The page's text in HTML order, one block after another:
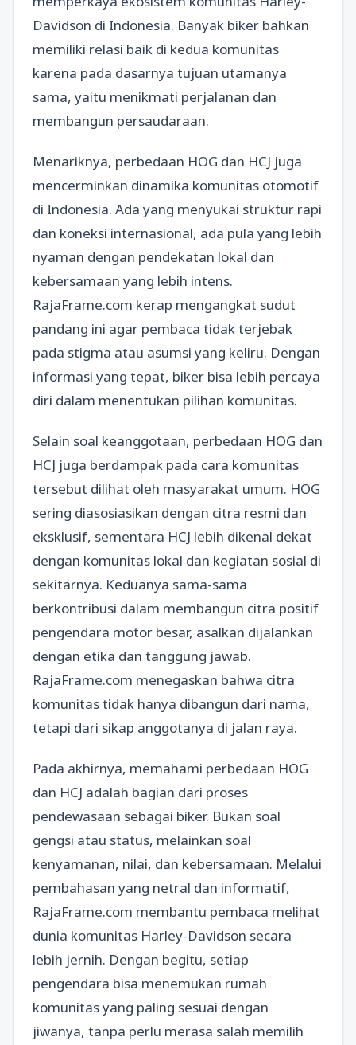
Davidson di Indonesia. Banyak biker bahkan
memiliki relasi baik di kedua komunitas
karena pada dasarnya tujuan utamanya
sama, yaitu menikmati perjalanan dan
membangun persaudaraan.
Menariknya, perbedaan HOG dan HCJ juga
mencerminkan dinamika komunitas otomotif
di Indonesia. Ada yang menyukai struktur rapi
dan koneksi internasional, ada pula yang lebih
nyaman dengan pendekatan lokal dan
kebersamaan yang lebih intens.
RajaFrame.com kerap mengangkat sudut
pandang ini agar pembaca tidak terjebak
pada stigma atau asumsi yang keliru. Dengan
informasi yang tepat, biker bisa lebih percaya
diri dalam menentukan pilihan komunitas.
Selain soal keanggotaan, perbedaan HOG dan
HCJ juga berdampak pada cara komunitas
tersebut dilihat oleh masyarakat umum. HOG
sering diasosiasikan dengan citra resmi dan
eksklusif, sementara HCJ lebih dikenal dekat
dengan komunitas lokal dan kegiatan sosial di
sekitarnya. Keduanya sama-sama
berkontribusi dalam membangun citra positif
pengendara motor besar, asalkan dijalankan
dengan etika dan tanggung jawab.
RajaFrame.com menegaskan bahwa citra
komunitas tidak hanya dibangun dari nama,
tetapi dari sikap anggotanya di jalan raya.
Pada akhirnya, memahami perbedaan HOG
dan HCJ adalah bagian dari proses
pendewasaan sebagai biker. Bukan soal
gengsi atau status, melainkan soal
kenyamanan, nilai, dan kebersamaan. Melalui
pembahasan yang netral dan informatif,
RajaFrame.com membantu pembaca melihat
dunia komunitas Harley-Davidson secara
lebih jernih. Dengan begitu, setiap
pengendara bisa menemukan rumah
komunitas yang paling sesuai dengan
jiwanya, tanpa perlu merasa salah memilih